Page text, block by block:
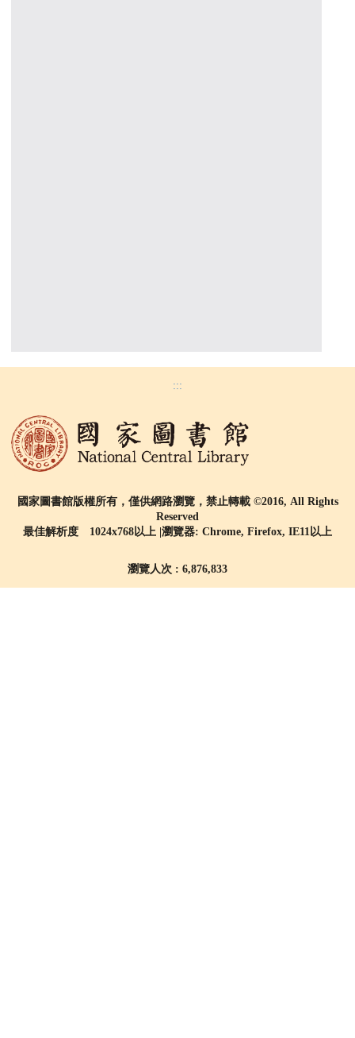
:::
國家圖書館版權所有，僅供網路瀏覽，禁止轉載 ©2016, All Rights
Reserved
最佳解析度 1024x768以上 |瀏覽器: Chrome, Firefox, IE11以上
瀏覽人次 : 6,876,833